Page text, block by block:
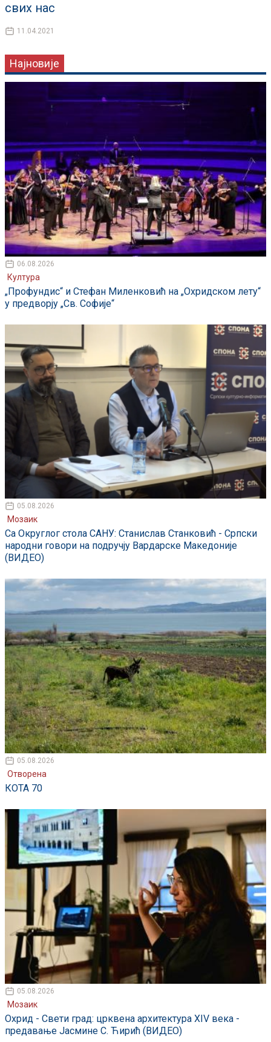
свих нас
11.04.2021
Најновије
06.08.2026
Култура
„Профундис“ и Стефан Миленковић на „Охридском лету“
у предворју „Св. Софије“
05.08.2026
Мозаик
Са Округлог стола САНУ: Станислав Станковић - Српски
народни говори на подручју Вардарске Македоније
(ВИДЕО)
05.08.2026
Отворена
КОТА 70
05.08.2026
Мозаик
Охрид - Свети град: црквена архитектура XIV века -
предавање Јасмине С. Ћирић (ВИДЕО)